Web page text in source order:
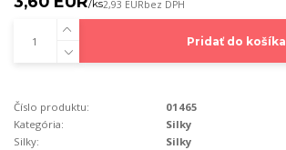
/ks2,93 EURbez DPH
Pridať do košíka
Číslo produktu:
01465
Kategória:
Silky
Silky:
Silky